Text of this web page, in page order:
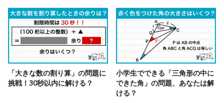
「大きな数の割り算」の問題に
挑戦！30秒以内に解ける？
小学生でできる「三角形の中に
できた角」の問題、あなたは解
ける？